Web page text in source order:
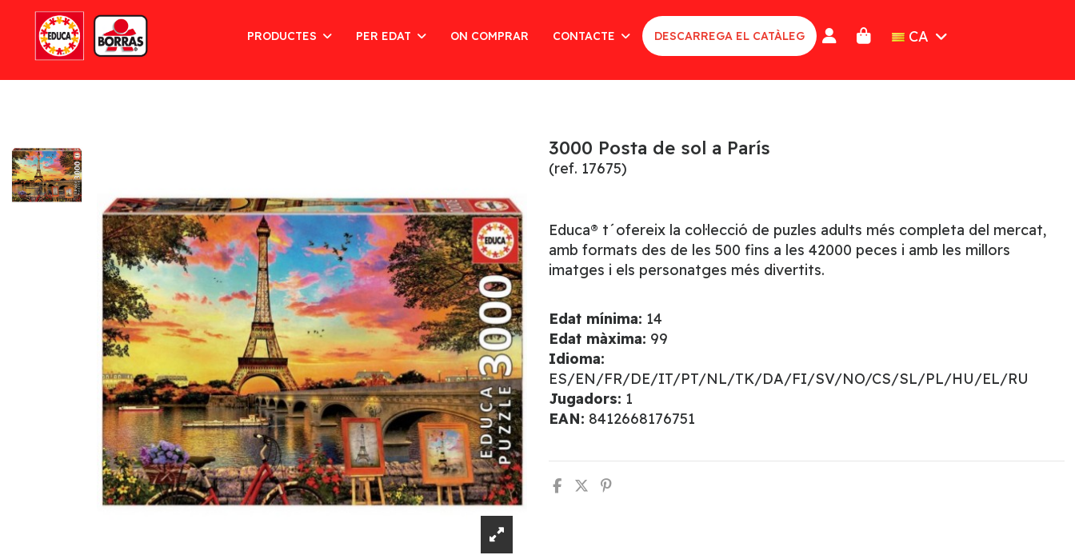
PRODUCTES PER EDAT ON COMPRAR CONTACTE DESCARREGA EL CATÀLEG CA
3000 Posta de sol a París
(ref. 17675)
Educa® t´ofereix la col·lecció de puzles adults més completa del mercat,
amb formats des de les 500 fins a les 42000 peces i amb les millors
imatges i els personatges més divertits.
Edat mínima: 14
Edat màxima: 99
Idioma:
ES/EN/FR/DE/IT/PT/NL/TK/DA/FI/SV/NO/CS/SL/PL/HU/EL/RU
Jugadors: 1
EAN: 8412668176751